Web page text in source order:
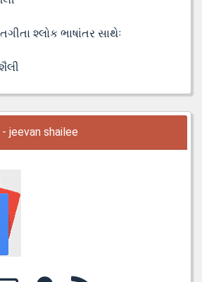
શ્લોક ભાષાંતર સાથેઃ
jeevan shailee